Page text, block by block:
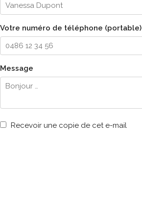
Votre numéro de téléphone (portable)
Message
Recevoir une copie de cet e-mail